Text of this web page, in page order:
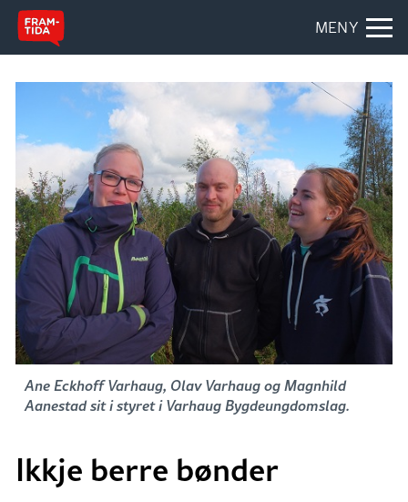
MENY
Ane Eckhoff Varhaug, Olav Varhaug og Magnhild
Aanestad sit i styret i Varhaug Bygdeungdomslag.
Ikkje berre bønder